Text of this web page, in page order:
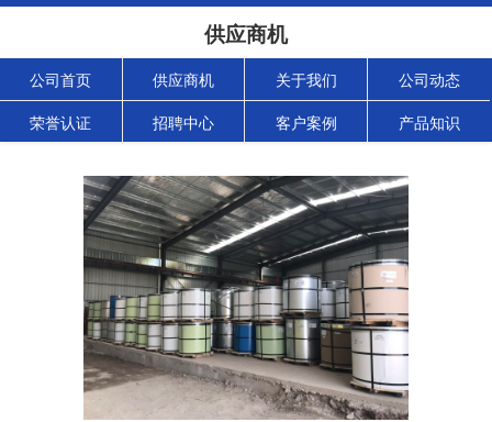
供应商机
公司首页 供应商机 关于我们 公司动态
荣誉认证 招聘中心 客户案例 产品知识